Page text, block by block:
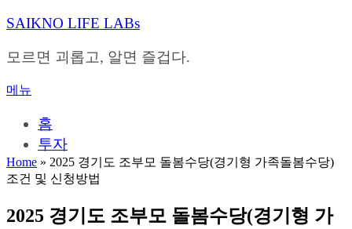
내
으
바
SAIKNO LIFE LABs
모르면 괴롭고, 알면 즐겁다.
메뉴
홈
투자
Home » 2025 경기도 조부모 돌봄수당(경기형 가족돌봄수당)
조건 및 신청방법
2025 경기도 조부모 돌봄수당(경기형 가